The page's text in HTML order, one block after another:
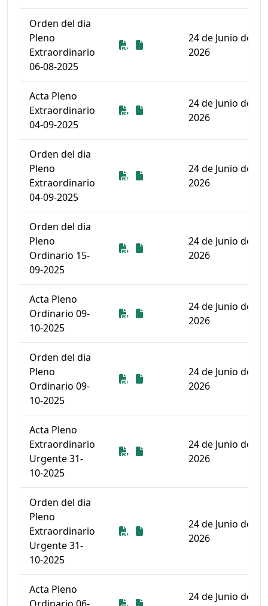
Orden del dia
Pleno
Extraordinario
06-08-2025
Descarga
Descarga
24 de Junio de
2026
Acta Pleno
Extraordinario
04-09-2025
Descarga
Descarga
24 de Junio de
2026
Orden del dia
Pleno
Extraordinario
04-09-2025
Descarga
Descarga
24 de Junio de
2026
Orden del dia
Pleno
Ordinario 15-
09-2025
Descarga
Descarga
24 de Junio de
2026
Acta Pleno
Ordinario 09-
10-2025
Descarga
Descarga
24 de Junio de
2026
Orden del dia
Pleno
Ordinario 09-
10-2025
Descarga
Descarga
24 de Junio de
2026
Acta Pleno
Extraordinario
Urgente 31-
10-2025
Descarga
Descarga
24 de Junio de
2026
Orden del dia
Pleno
Extraordinario
Urgente 31-
10-2025
Descarga
Descarga
24 de Junio de
2026
Acta Pleno
Descarga
Descarga
24 de Junio de